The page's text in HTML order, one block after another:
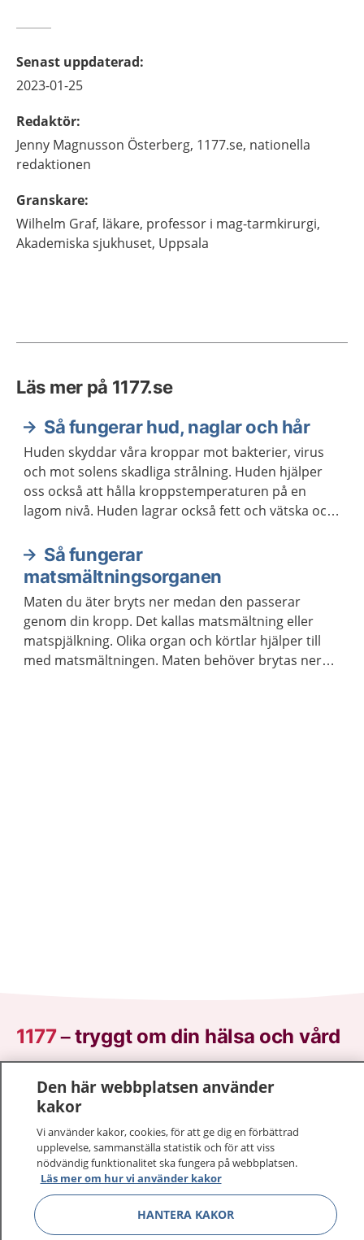
Senast uppdaterad:
2023-01-25
Redaktör:
Jenny Magnusson Österberg, 1177.se, nationella
redaktionen
Granskare:
Wilhelm Graf, läkare, professor i mag-tarmkirurgi,
Akademiska sjukhuset, Uppsala
Läs mer på 1177.se
Så fungerar hud, naglar och hår
Huden skyddar våra kroppar mot bakterier, virus
och mot solens skadliga strålning. Huden hjälper
oss också att hålla kroppstemperaturen på en
lagom nivå. Huden lagrar också fett och vätska och
Så fungerar
matsmältningsorganen
Maten du äter bryts ner medan den passerar
genom din kropp. Det kallas matsmältning eller
matspjälkning. Olika organ och körtlar hjälper till
med matsmältningen. Maten behöver brytas ner
1177–tryggt om din hälsa och vård
sjukdomar och vilka mottagningar du kan kontakta.
Logga in för att läsa din journal och göra dina
vårdärenden. Ring telefonnummer 1177 för
sjukvårdsrådgivning dygnet runt.
1177 ger dig råd när du vill må bättre.
Den här webbplatsen använder
kakor
Vi använder kakor, cookies, för att ge dig en förbättrad
upplevelse, sammanställa statistik och för att viss
nödvändig funktionalitet ska fungera på webbplatsen.
Läs mer om hur vi använder kakor
HANTERA KAKOR